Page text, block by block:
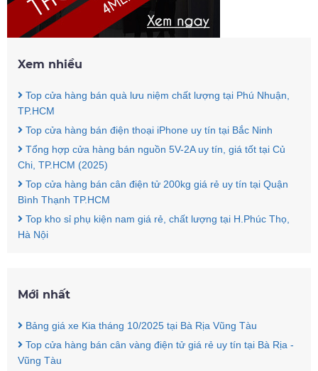
Xem nhiều
Top cửa hàng bán quà lưu niệm chất lượng tại Phú Nhuận,
TP.HCM
Top cửa hàng bán điện thoại iPhone uy tín tại Bắc Ninh
Tổng hợp cửa hàng bán nguồn 5V-2A uy tín, giá tốt tại Củ
Chi, TP.HCM (2025)
Top cửa hàng bán cân điện tử 200kg giá rẻ uy tín tại Quận
Bình Thạnh TP.HCM
Top kho sỉ phụ kiện nam giá rẻ, chất lượng tại H.Phúc Thọ,
Hà Nội
Mới nhất
Bảng giá xe Kia tháng 10/2025 tại Bà Rịa Vũng Tàu
Top cửa hàng bán cân vàng điện tử giá rẻ uy tín tại Bà Rịa -
Vũng Tàu